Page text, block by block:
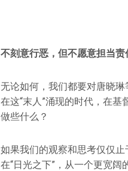
不刻意行恶，但不愿意担当责
无论如何，我们都要对唐晓
在这“末人”涌现的时代，在
做些什么？
如果我们的观察和思考仅仅
在“日光之下”，从一个更宽